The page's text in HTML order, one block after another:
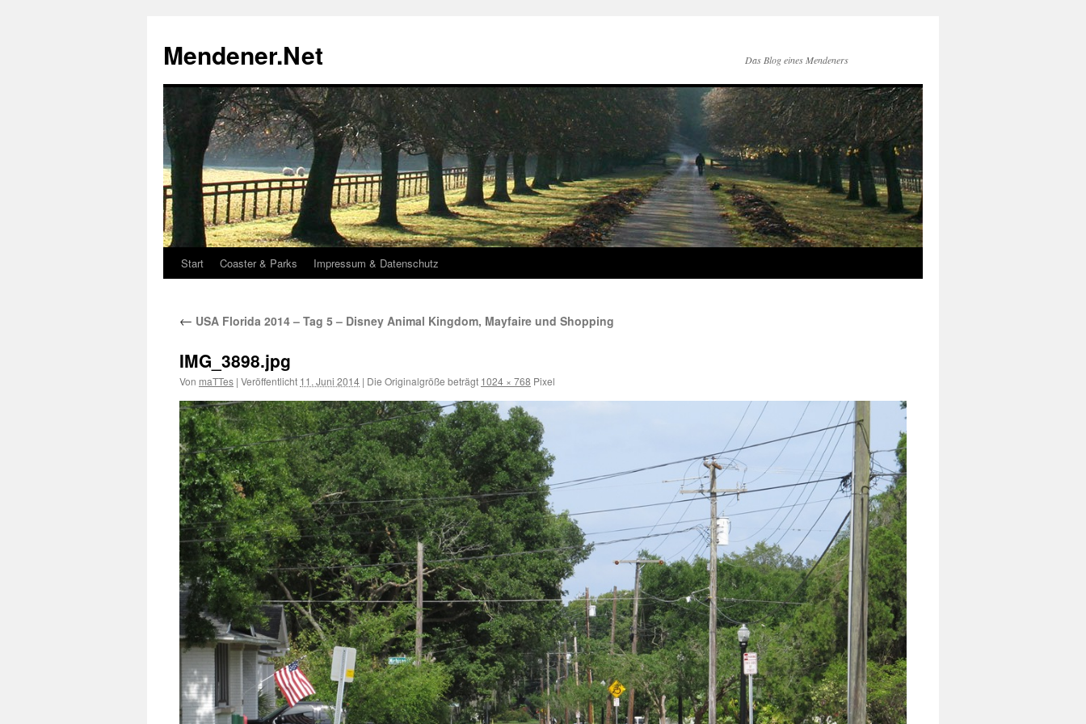
springen
Mendener.Net Das Blog eines Mendeners
Start Coaster & Parks Impressum & Datenschutz
← USA Florida 2014 – Tag 5 – Disney Animal Kingdom, Mayfaire und Shopping
IMG_3898.jpg
Von maTTes | Veröffentlicht 11. Juni 2014 | Die Originalgröße beträgt 1024 × 768 Pixel